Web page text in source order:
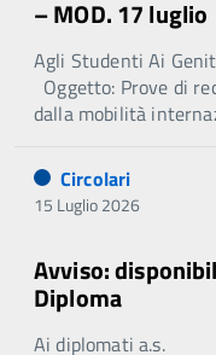
– MOD. 17 luglio
Agli Studenti Ai
Oggetto: Prove di
dalla mobilità
Circolari
15 Luglio 2026
Avviso:
Diploma
Ai diplomati a.s.